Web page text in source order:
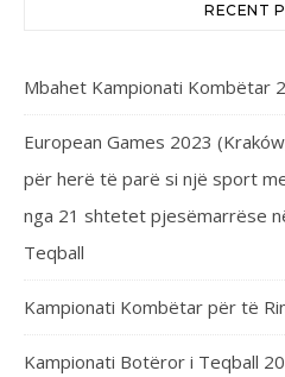
RECENT
Mbahet Kampionati Kombëtar
European Games 2023
për herë të parë si një sport
nga 21 shtetet pjesëmarrëse
Teqball
Kampionati Kombëtar për të
Kampionati Botëror i Teqball